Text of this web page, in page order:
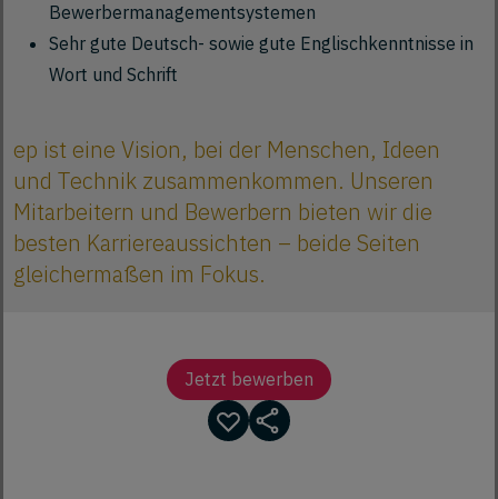
Bewerbermanagementsystemen
Sehr gute Deutsch- sowie gute Englischkenntnisse in
Wort und Schrift
ep ist eine Vision, bei der Menschen, Ideen
und Technik zusammenkommen. Unseren
Mitarbeitern und Bewerbern bieten wir die
besten Karriereaussichten – beide Seiten
gleichermaßen im Fokus.
Jetzt bewerben